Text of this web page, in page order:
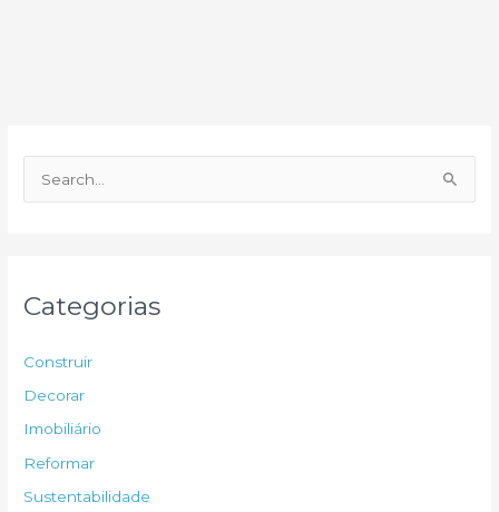
e
p
o
r
Categorias
Construir
Decorar
Imobiliário
Reformar
Sustentabilidade